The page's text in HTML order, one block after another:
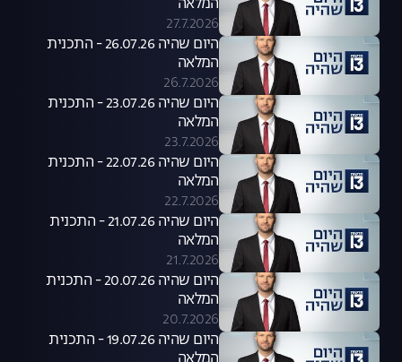
המלאה
27.7.2026
היום שהיה 26.07.26 - התכנית
המלאה
26.7.2026
היום שהיה 23.07.26 - התכנית
המלאה
23.7.2026
היום שהיה 22.07.26 - התכנית
המלאה
22.7.2026
היום שהיה 21.07.26 - התכנית
המלאה
21.7.2026
היום שהיה 20.07.26 - התכנית
המלאה
20.7.2026
היום שהיה 19.07.26 - התכנית